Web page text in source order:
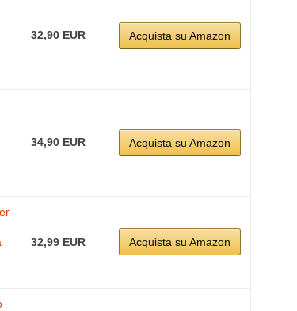
32,90 EUR Acquista su Amazon
34,90 EUR Acquista su Amazon
32,99 EUR Acquista su Amazon